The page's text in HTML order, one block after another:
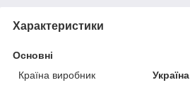
Характеристики
Основні
Країна виробник
Україна